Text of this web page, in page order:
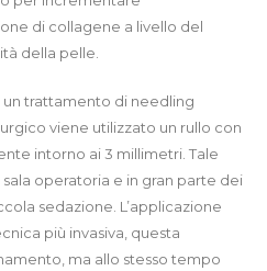
di collagene a livello del
della pelle.
trattamento di needling
viene utilizzato un rullo con
intorno ai 3 millimetri. Tale
operatoria e in gran parte dei
sedazione. L’applicazione
più invasiva, questa
ma allo stesso tempo